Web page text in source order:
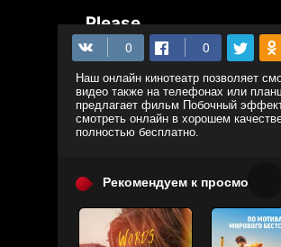
Наш онлайн кинотеатр позволяет
видео также на телефонах или
предлагает фильм Побочный
смотреть онлайн в хорошем
полностью бесплатно.
Рекомендуем к просмотру: